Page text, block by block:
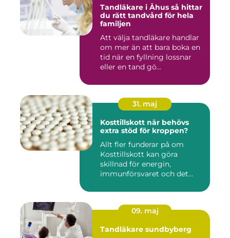
Tandläkare i Åhus så hittar
du rätt tandvård för hela
familjen
Att välja tandläkare handlar
om mer än att bara boka en
tid när en fyllning lossnar
eller en tand gö...
31. maj
Kosttillskott när behövs
extra stöd för kroppen?
Allt fler funderar på om
Kosttillskott kan göra
skillnad för energin,
immunförsvaret och det
09. maj
Tandläkare sundbyberg